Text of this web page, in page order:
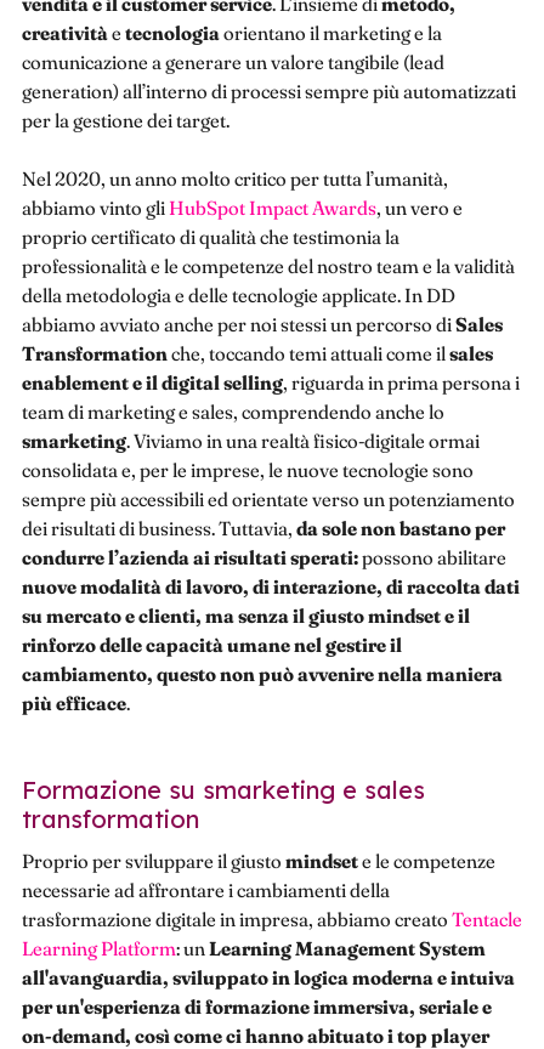
creativitàe tecnologiaorientano il marketing e la
comunicazione a generare un valore tangibile (lead
generation) all’interno di processi sempre più automatizzati
per la gestione dei target.
Nel 2020, un anno molto critico per tutta l’umanità,
abbiamo vinto gli HubSpot Impact Awards, un vero e
proprio certificato di qualità che testimonia la
professionalità e le competenze del nostro team e la validità
della metodologia e delle tecnologie applicate. In DD
abbiamo avviato anche per noi stessi un percorso diSales
Transformation che, toccando temi attuali come il sales
enablement e il digital selling, riguarda in prima persona i
team di marketing e sales, comprendendo anche lo
smarketing. Viviamo in una realtà fisico-digitale ormai
consolidata e, per le imprese, le nuove tecnologie sono
sempre più accessibili ed orientate verso un potenziamento
dei risultati di business. Tuttavia, da sole non bastano per
condurre l’azienda ai risultati sperati:possono abilitare
nuove modalità di lavoro, di interazione, di raccolta dati
su mercato e clienti, ma senza il giusto mindset e il
rinforzo delle capacità umane nel gestire il
cambiamento, questo non può avvenire nella maniera
più efficace.
Formazione su smarketing e sales
transformation
Proprio per sviluppare il giusto mindsete le competenze
necessarie ad affrontare i cambiamenti della
trasformazione digitale in impresa, abbiamo creato Tentacle
Learning Platform: un Learning Management System
all'avanguardia, sviluppato in logica moderna e intuiva
per un'esperienza di formazione immersiva, seriale e
on-demand, così come ci hanno abituato i top player